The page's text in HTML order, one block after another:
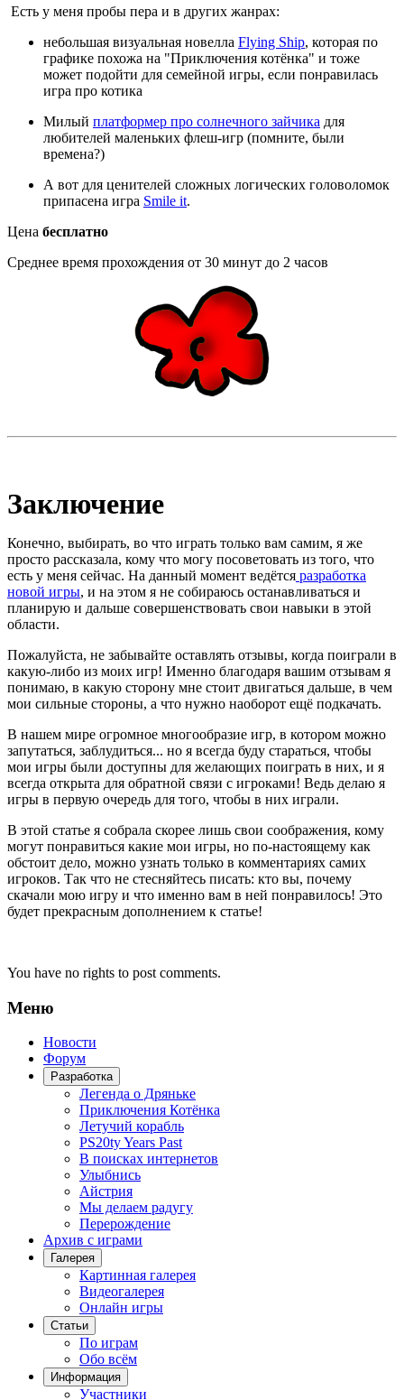
Есть у меня пробы пера и в других жанрах:
небольшая визуальная новелла Flying Ship, которая по
графике похожа на "Приключения котёнка" и тоже
может подойти для семейной игры, если понравилась
игра про котика
Милый платформер про солнечного зайчика для
любителей маленьких флеш-игр (помните, были
времена?)
А вот для ценителей сложных логических головоломок
припасена игра Smile it.
Цена бесплатно
Среднее время прохождения от 30 минут до 2 часов
Заключение
Конечно, выбирать, во что играть только вам самим, я же
просто рассказала, кому что могу посоветовать из того, что
есть у меня сейчас. На данный момент ведётся разработка
новой игры, и на этом я не собираюсь останавливаться и
планирую и дальше совершенствовать свои навыки в этой
области.
Пожалуйста, не забывайте оставлять отзывы, когда поиграли в
какую-либо из моих игр! Именно благодаря вашим отзывам я
понимаю, в какую сторону мне стоит двигаться дальше, в чем
мои сильные стороны, а что нужно наоборот ещё подкачать.
В нашем мире огромное многообразие игр, в котором можно
запутаться, заблудиться... но я всегда буду стараться, чтобы
мои игры были доступны для желающих поиграть в них, и я
всегда открыта для обратной связи с игроками! Ведь делаю я
игры в первую очередь для того, чтобы в них играли.
В этой статье я собрала скорее лишь свои соображения, кому
могут понравиться какие мои игры, но по-настоящему как
обстоит дело, можно узнать только в комментариях самих
игроков. Так что не стесняйтесь писать: кто вы, почему
скачали мою игру и что именно вам в ней понравилось! Это
будет прекрасным дополнением к статье!
You have no rights to post comments.
Меню
Новости
Форум
Разработка
Легенда о Дряньке
Приключения Котёнка
Летучий корабль
PS20ty Years Past
В поисках интернетов
Улыбнись
Айстрия
Мы делаем радугу
Перерождение
Архив с играми
Галерея
Картинная галерея
Видеогалерея
Онлайн игры
Статьи
По играм
Обо всём
Информация
Участники